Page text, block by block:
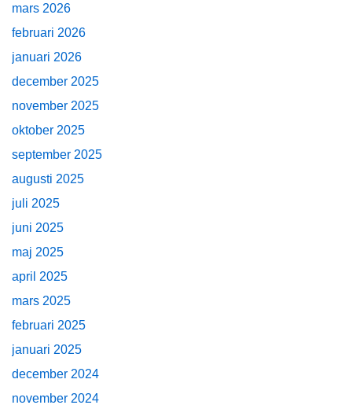
mars 2026
februari 2026
januari 2026
december 2025
november 2025
oktober 2025
september 2025
augusti 2025
juli 2025
juni 2025
maj 2025
april 2025
mars 2025
februari 2025
januari 2025
december 2024
november 2024